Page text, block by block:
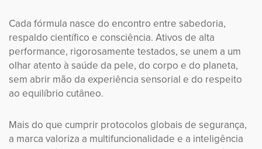
Cada fórmula nasce do encontro entre sabedoria,
respaldo científico e consciência. Ativos de alta
performance, rigorosamente testados, se unem a um
olhar atento à saúde da pele, do corpo e do planeta,
sem abrir mão da experiência sensorial e do respeito
ao equilíbrio cutâneo.
Mais do que cumprir protocolos globais de segurança,
a marca valoriza a multifuncionalidade e a inteligência